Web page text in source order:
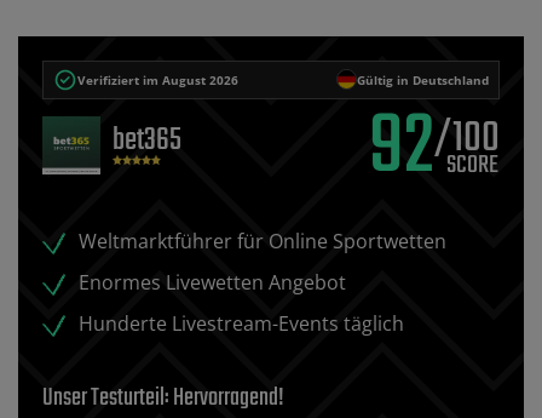
Verifiziert im August 2026 Gültig in Deutschland
bet365 92/100
Weltmarktführer für Online Sportwetten
Enormes Livewetten Angebot
Hunderte Livestream-Events täglich
Unser Testurteil: Hervorragend!